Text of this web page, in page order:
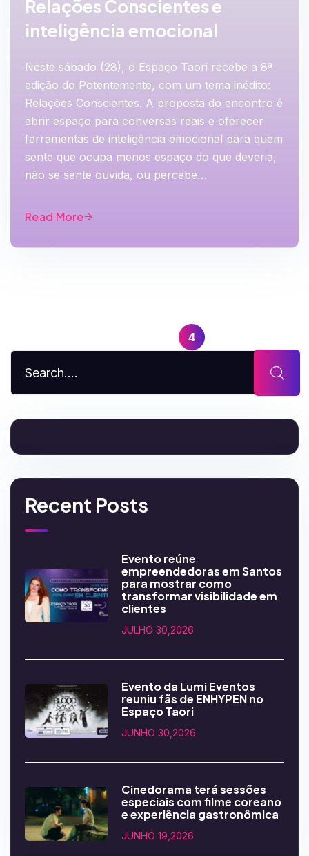
Relações Conscientes e
inteligência emocional
Neste sábado (28), o Espaço Taori recebe a 8ª
edição do Potentemente, com um tema inédito:
Relações Conscientes. A proposta do encontro é
abrir espaço para conversas reais e oferecer
ferramentas de inteligência emocional para quem
sente que ocupa menos espaço do que deveria,
não se sente ouvida, ou percebe…
Read More
4
Recent Posts
Evento reúne
empreendedoras em Santos
para mostrar como
transformar visibilidade em
clientes
JULHO 30,2026
Evento da Lumi Eventos
reuniu fãs de ENHYPEN no
Espaço Taori
JUNHO 30,2026
Cinedorama terá sessões
especiais com filme coreano
e experiência gastronômica
JUNHO 19,2026